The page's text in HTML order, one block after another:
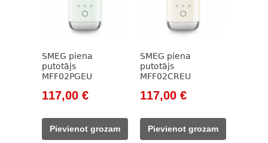
SMEG piena
putotājs
MFF02PGEU
Original
was:
133,00 €.
117,00 €Current
117,00 €.
Pievienot grozam
SMEG piena
putotājs
MFF02CREU
Original
was:
133,00 €.
117,00 €Current
117,00 €.
Pievienot grozam